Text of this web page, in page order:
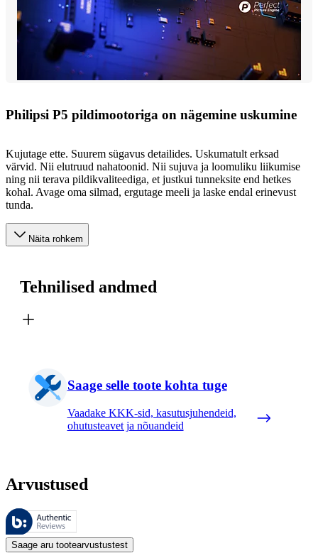
Philipsi P5 pildimootoriga on nägemine uskumine
Kujutage ette. Suurem sügavus detailides. Uskumatult erksad
värvid. Nii elutruud nahatoonid. Nii sujuva ja loomuliku liikumise
ning nii terava pildikvaliteediga, et justkui tunneksite end hetkes
kohal. Avage oma silmad, ergutage meeli ja laske endal erinevust
tunda.
Näita rohkem
Tehnilised andmed
Saage selle toote kohta tuge
Vaadake KKK-sid, kasutusjuhendeid,
ohutusteavet ja nõuandeid
Arvustused
Neid arvustusi haldab Bazaarvoice ja need vastavad Bazaarvoice’i
Kliendi arvamused toodete ja tärnihinnangute kujul on kasulikud
Saage aru tootearvustustest